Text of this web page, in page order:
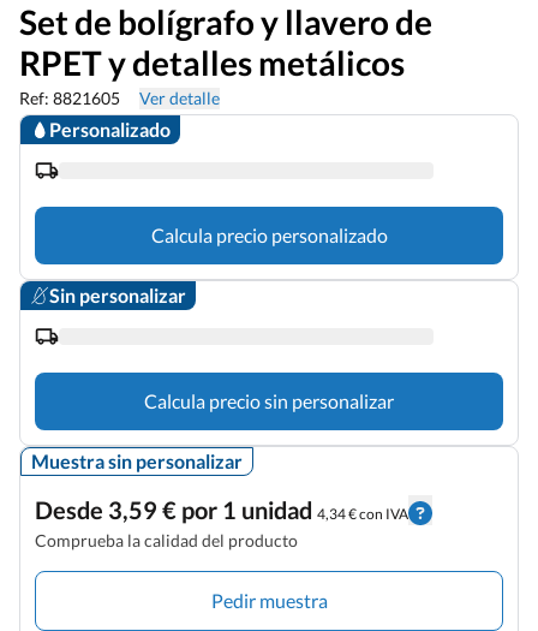
Set de bolígrafo y llavero de
RPET y detalles metálicos
Ref: 8821605 Ver detalle
Personalizado
Calcula precio personalizado
Sin personalizar
Calcula precio sin personalizar
Muestra sin personalizar
Desde 3,59 € por 1 unidad 4,34 € con IVA
Comprueba la calidad del producto
Pedir muestra